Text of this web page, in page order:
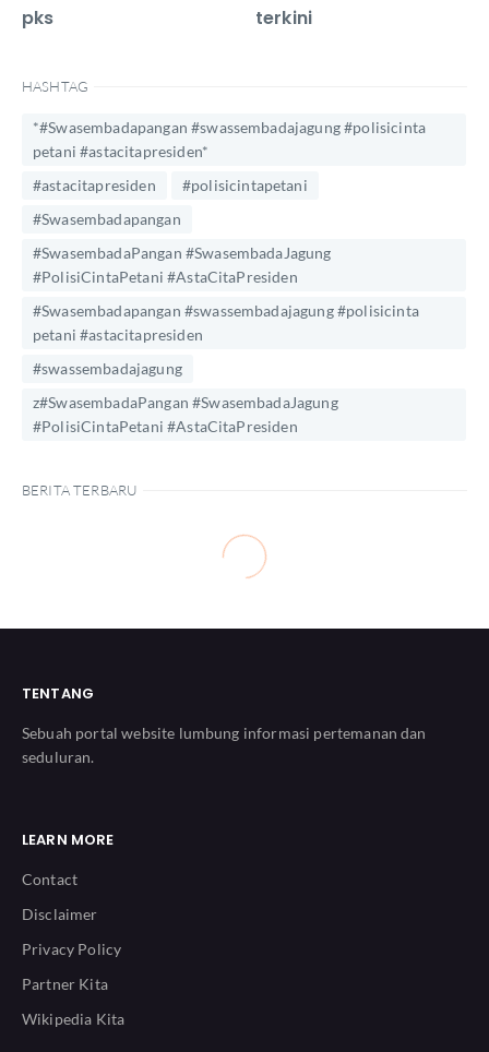
pks
terkini
HASHTAG
*#Swasembadapangan #swassembadajagung #polisicinta
petani #astacitapresiden*
#astacitapresiden
#polisicintapetani
#Swasembadapangan
#SwasembadaPangan #SwasembadaJagung
#PolisiCintaPetani #AstaCitaPresiden
#Swasembadapangan #swassembadajagung #polisicinta
petani #astacitapresiden
#swassembadajagung
z#SwasembadaPangan #SwasembadaJagung
#PolisiCintaPetani #AstaCitaPresiden
BERITA TERBARU
TENTANG
Sebuah portal website lumbung informasi pertemanan dan
seduluran.
LEARN MORE
Contact
Disclaimer
Privacy Policy
Partner Kita
Wikipedia Kita